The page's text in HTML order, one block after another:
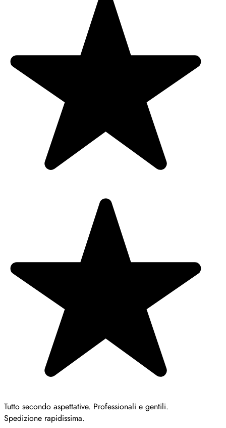
Tutto secondo aspettative. Professionali e gentili.
Spedizione rapidissima.